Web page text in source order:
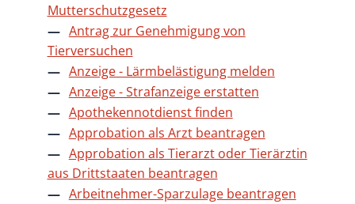
Mutterschutzgesetz
Antrag zur Genehmigung von
Tierversuchen
Anzeige - Lärmbelästigung melden
Anzeige - Strafanzeige erstatten
Apothekennotdienst finden
Approbation als Arzt beantragen
Approbation als Tierarzt oder Tierärztin
aus Drittstaaten beantragen
Arbeitnehmer-Sparzulage beantragen